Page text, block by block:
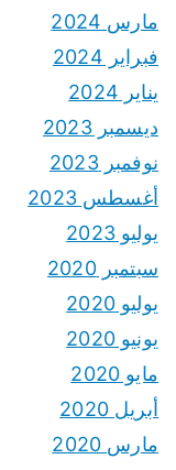
مارس 2024
فبراير 2024
يناير 2024
ديسمبر 2023
نوفمبر 2023
أغسطس 2023
يوليو 2023
سبتمبر 2020
يوليو 2020
يونيو 2020
مايو 2020
أبريل 2020
مارس 2020